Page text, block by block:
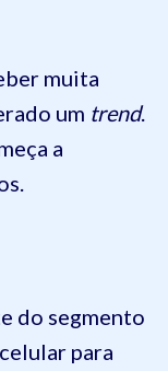
muita
um trend.
a
do segmento
para